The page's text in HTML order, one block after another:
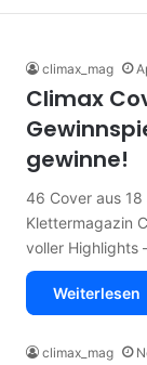
climax_mag
Climax
gewinne!
46 Cover aus 18
Klettermagazin
voller Highlights
Weiterlesen
climax_mag